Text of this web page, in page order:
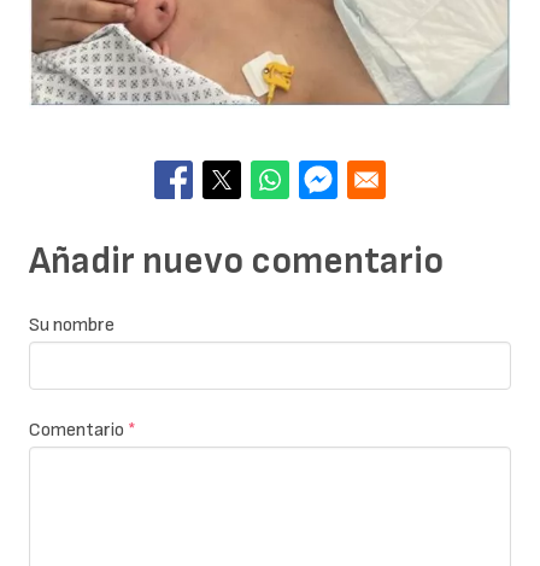
Añadir nuevo comentario
Su nombre
Comentario *